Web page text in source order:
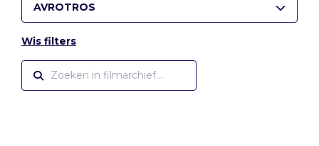
AVROTROS
Wis filters